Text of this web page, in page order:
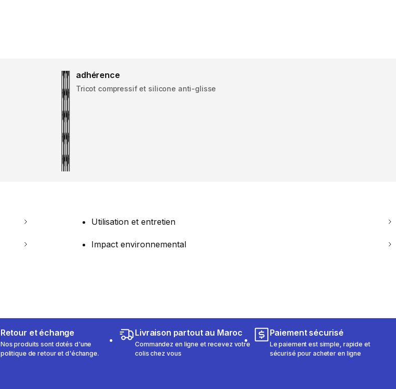
adhérence
Tricot compressif et silicone anti-glisse
Utilisation et entretien
Impact environnemental
Retour et échange
Nos produits sont dotés d'une
politique de retour et d'échange.
Livraison partout au Maroc
Commandez en ligne et recevez votre
colis chez vous
Paiement sécurisé
Le paiement est simple, rapide et
sécurisé pour acheter en ligne